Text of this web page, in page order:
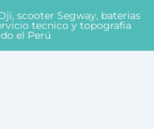
scooter Segway, baterias
tecnico y topografia
el Perú